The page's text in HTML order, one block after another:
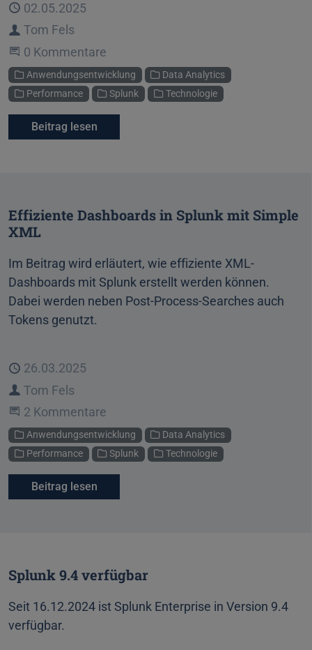
Veröffentlicht
02.05.2025
Autor
Tom Fels
Beginne eine Unterhaltung
0 Kommentare
Kategorien
Anwendungsentwicklung
Data Analytics
Performance
Splunk Technologie
Beitrag lesen
Effiziente Dashboards in Splunk mit Simple
XML
Im Beitrag wird erläutert, wie effiziente XML-
Dashboards mit Splunk erstellt werden können.
Dabei werden neben Post-Process-Searches auch
Tokens genutzt.
Veröffentlicht
26.03.2025
Autor
Tom Fels
An der Unterhaltung teilnehmen
2 Kommentare
Kategorien
Anwendungsentwicklung
Data Analytics
Performance
Splunk Technologie
Beitrag lesen
Splunk 9.4 verfügbar
Seit 16.12.2024 ist Splunk Enterprise in Version 9.4
verfügbar.